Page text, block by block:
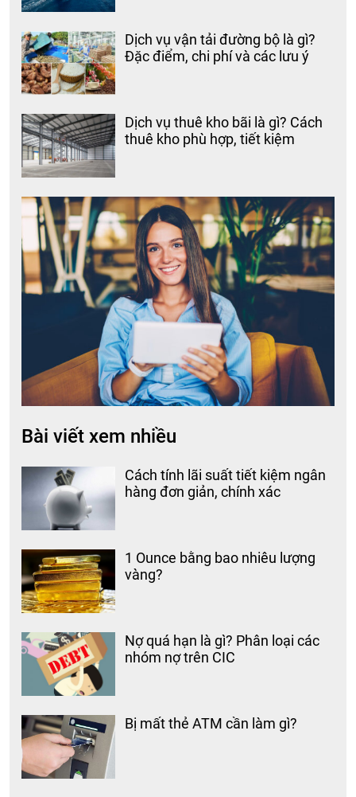
Dịch vụ vận tải đường bộ là gì?
Đặc điểm, chi phí và các lưu ý
Dịch vụ thuê kho bãi là gì? Cách
thuê kho phù hợp, tiết kiệm
Bài viết xem nhiều
Cách tính lãi suất tiết kiệm ngân
hàng đơn giản, chính xác
1 Ounce bằng bao nhiêu lượng
vàng?
Nợ quá hạn là gì? Phân loại các
nhóm nợ trên CIC
Bị mất thẻ ATM cần làm gì?